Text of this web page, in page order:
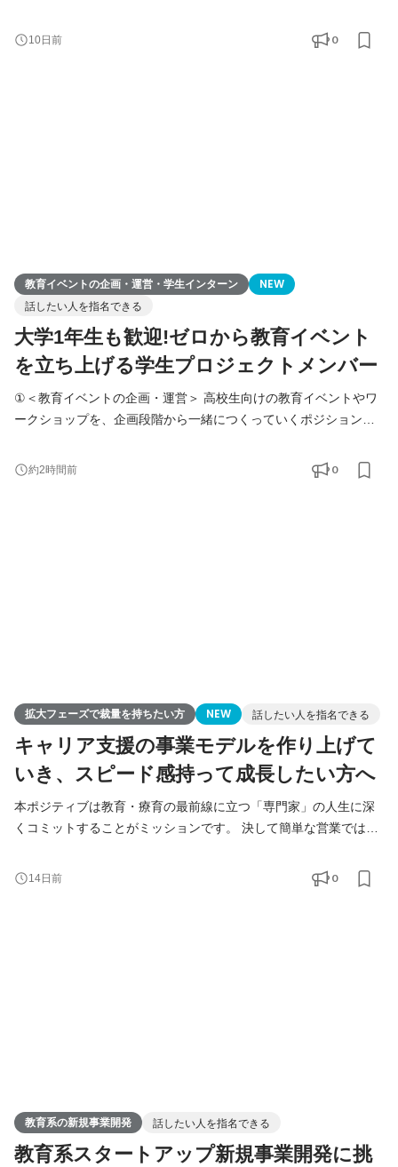
き、現場の質が変わる瞬間を目の当たりにできます。 本物の営業
力と人間力が試される、ここでしか得られない手応えがありま
10日前 0
教育イベントの企画・運営・学生インターン
NEW
話したい人を指名できる
大学1年生も歓迎!ゼロから教育イベント
を立ち上げる学生プロジェクトメンバー
①＜教育イベントの企画・運営＞ 高校生向けの教育イベントやワ
ークショップを、企画段階から一緒につくっていくポジションで
れば参加した人にとって価値ある時間になるのか？」 そんな問い
をチームで考えながら、企画立案・コンテンツ作成・当日の運
約2時間前 0
拡大フェーズで裁量を持ちたい方 NEW 話したい人を指名できる
キャリア支援の事業モデルを作り上げて
いき、スピード感持って成長したい方へ
本ポジティブは教育・療育の最前線に立つ「専門家」の人生に深
くコミットすることがミッションです。 決して簡単な営業ではあ
き、現場の質が変わる瞬間を目の当たりにできます。 本物の営業
力と人間力が試される、ここでしか得られない手応えがありま
14日前 0
教育系の新規事業開発 話したい人を指名できる
教育系スタートアップ新規事業開発に挑